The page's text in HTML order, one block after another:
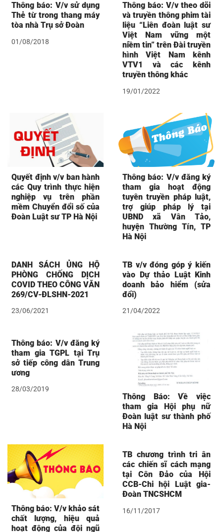
Thông báo: V/v sử dụng
Thẻ từ trong thang máy
tòa nhà Trụ sở Đoàn
01/08/2018
Thông báo: V/v theo dõi
và truyền thông phim tài
liệu “Liên đoàn luật sư
Việt Nam vững một
niềm tin” trên Đài truyền
hình Việt Nam kênh
VTV1 và các kênh
truyền thông khác
19/01/2022
Quyết định v/v ban hành
các Quy trình thực hiện
nghiệp vụ trên phần
mềm Chuyển đổi số của
Đoàn Luật sư TP Hà Nội
Thông báo: V/v đăng ký
tham gia hoạt động
tuyên truyền pháp luật,
trợ giúp pháp lý tại
UBND xã Vân Tảo,
huyện Thường Tín, TP
Hà Nội
DANH SÁCH ỦNG HỘ
PHÒNG CHỐNG DỊCH
COVID THEO CÔNG VĂN
269/CV-ĐLSHN-2021
23/06/2021
TB v/v đóng góp ý kiến
vào Dự thảo Luật Kinh
doanh bảo hiểm (sửa
đổi)
21/04/2022
Thông báo: V/v đăng ký
tham gia TGPL tại Trụ
sở tiếp công dân Trung
ương
28/03/2019
Thông Báo: Về việc
tham gia Hội phụ nữ
Đoàn luật sư thành phố
Hà Nội
Thông báo: V/v khảo sát
chất lượng, hiệu quả
hoạt động của đội ngũ
TB chương trình tri ân
các chiến sĩ cách mạng
tại Côn Đảo của Hội
CCB-Chi hội Luật gia-
Đoàn TNCSHCM
16/11/2017